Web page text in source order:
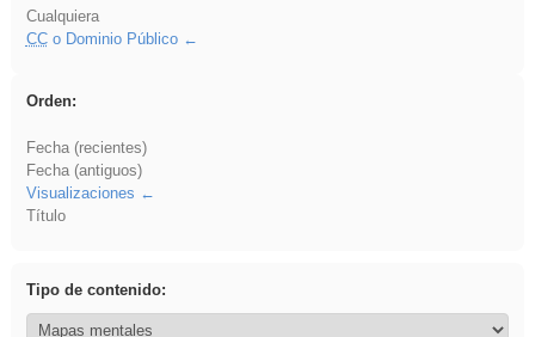
Cualquiera
CCo Dominio Público
Orden:
Fecha (recientes)
Fecha (antiguos)
Visualizaciones
Título
Tipo de contenido: